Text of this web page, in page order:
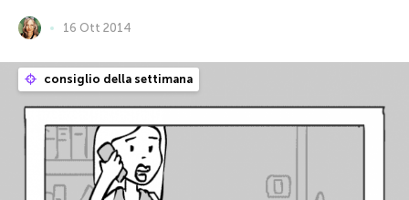
16 Ott 2014
consiglio della settimana